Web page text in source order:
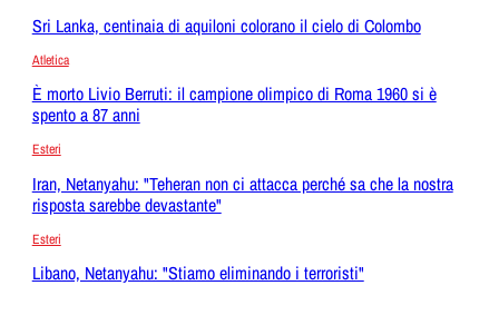
Sri Lanka, centinaia di aquiloni colorano il cielo di Colombo
Atletica
È morto Livio Berruti: il campione olimpico di Roma 1960 si è
spento a 87 anni
Esteri
Iran, Netanyahu: "Teheran non ci attacca perché sa che la nostra
risposta sarebbe devastante"
Esteri
Libano, Netanyahu: "Stiamo eliminando i terroristi"